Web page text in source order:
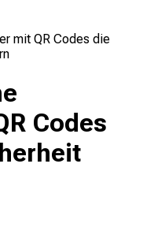
mit QR Codes die
Codes